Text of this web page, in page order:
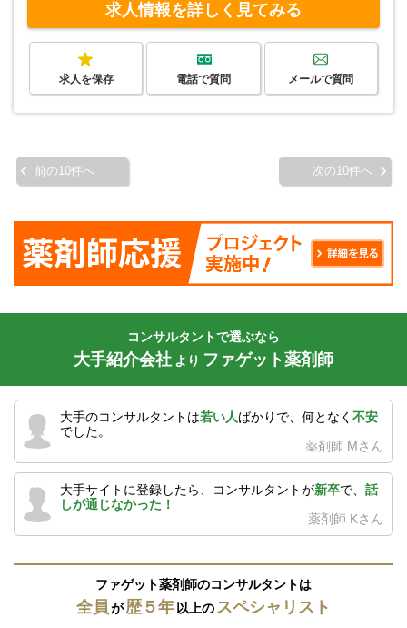
求人情報を詳しく見てみる
求人を保存 電話で質問 メールで質問
前の10件へ 次の10件へ
コンサルタントで選ぶなら
大手紹介会社 より ファゲット薬剤師
大手のコンサルタントは若い人ばかりで、何となく 不安
でした。
薬剤師 Mさん
大手サイトに登録したら、コンサルタントが新卒で、 話
しが通じなかった！
薬剤師 Kさん
ファゲット薬剤師のコンサルタントは
全員が歴５年 以上の スペシャリスト